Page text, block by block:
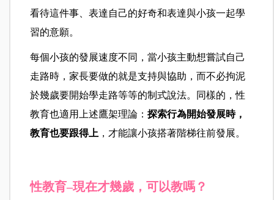
看待這件事、表達自己的好奇和表達與小孩一起學
習的意願。
每個小孩的發展速度不同，當小孩主動想嘗試自己
走路時，家長要做的就是支持與協助，而不必拘泥
於幾歲要開始學走路等等的制式說法。同樣的，性
教育也適用上述鷹架理論：探索行為開始發展時，
教育也要跟得上 ，才能讓小孩搭著階梯往前發展。
性教育–現在才幾歲，可以教嗎？